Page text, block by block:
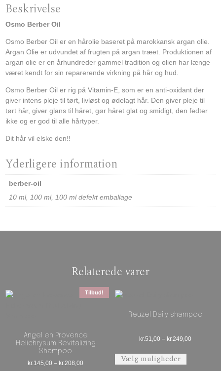
Beskrivelse
Osmo Berber Oil
Osmo Berber Oil er en hårolie baseret på marokkansk argan olie.
Argan Olie er udvundet af frugten på argan træet. Produktionen af
argan olie er en århundreder gammel tradition og olien har længe
været kendt for sin reparerende virkning på hår og hud.
Osmo Berber Oil er rig på Vitamin-E, som er en anti-oxidant der
giver intens pleje til tørt, livløst og ødelagt hår. Den giver pleje til
tørt hår, giver glans til håret, gør håret glat og smidigt, den fedter
ikke og er god til alle hårtyper.
Dit hår vil elske den!!
Yderligere information
berber-oil
10 ml, 100 ml, 100 ml defekt emballage
Relaterede varer
Tilbud!
Angel en Provence
Helichrysum Revitalizing
Shampoo
kr. 145,00 – kr. 208,00 Prisinterval: kr.145,00 til kr.208,00
Reuzel Daily shampoo
kr.51,00 – kr. 249,00
Vælg muligheder